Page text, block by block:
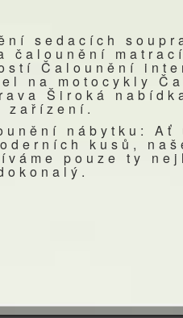
sedacích
čalounění
Čalounění
na motocykly
Široká
zařízení.
nábytku:
kusů,
pouze ty